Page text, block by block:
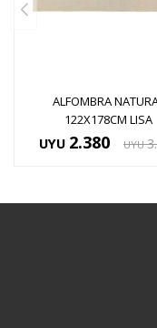
ALFOMBRA
122X178CM LISA
UYU 2.380 UYU